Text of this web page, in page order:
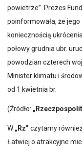
powietrze”. Prezes
poinformowała, że
koniecznością
połowy grudnia ubr.
powodzian czterech
Minister klimatu i
od 1 kwietnia br.
(Źródło:
W „Rz” czytamy
Łatwiej o atrakcyjne